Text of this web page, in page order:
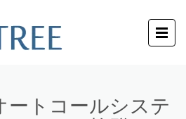
ートコールシステ